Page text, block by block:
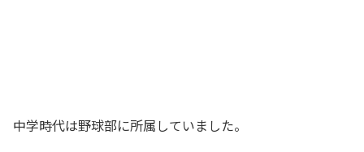
中学時代は野球部に所属していました。